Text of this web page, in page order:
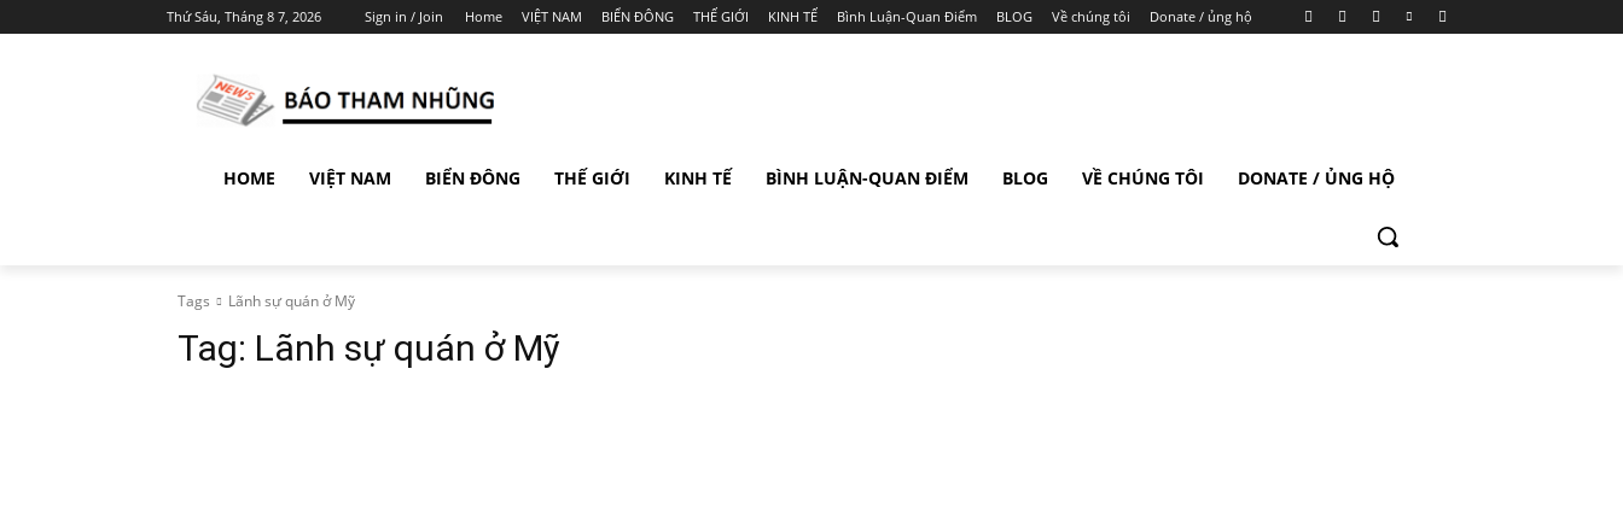
Thứ Sáu, Tháng 8 7, 2026 Sign in / Join Home VIỆT NAM BIỂN ĐÔNG THẾ GIỚI KINH TẾ Bình Luận-Quan Điểm BLOG Về chúng tôi Donate / ủng hộ
HOME VIỆT NAM BIỂN ĐÔNG THẾ GIỚI KINH TẾ BÌNH LUẬN-QUAN ĐIỂM BLOG VỀ CHÚNG TÔI DONATE / ỦNG HỘ
Tags Lãnh sự quán ở Mỹ
Tag: Lãnh sự quán ở Mỹ